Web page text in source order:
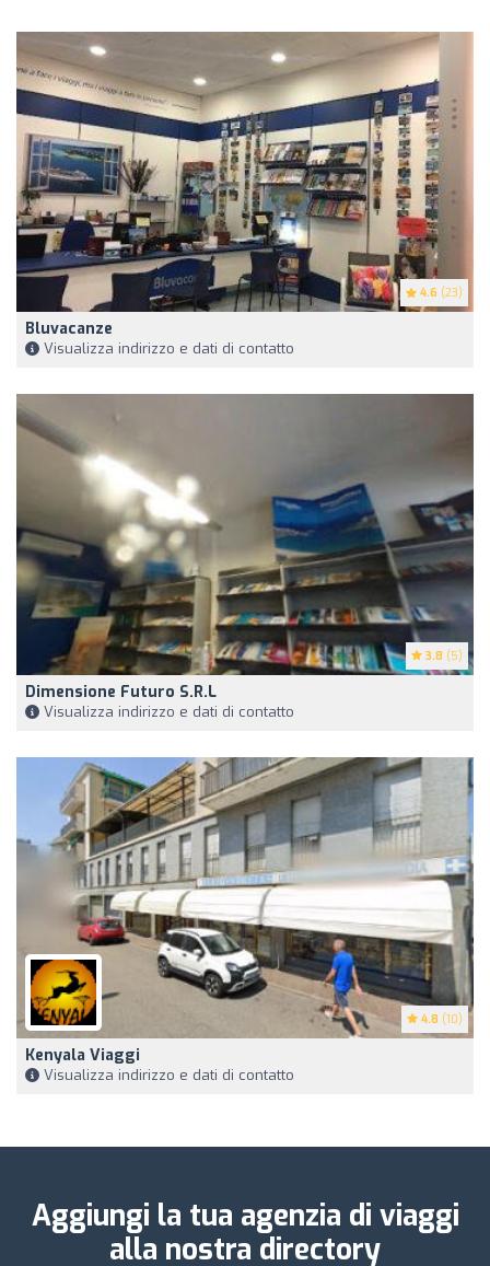
4.6 (23)
Bluvacanze
Visualizza indirizzo e dati di contatto
3.8 (5)
Dimensione Futuro S.r.l
Visualizza indirizzo e dati di contatto
4.8 (10)
Kenyala Viaggi
Visualizza indirizzo e dati di contatto
Aggiungi la tua agenzia di viaggi
alla nostra directory